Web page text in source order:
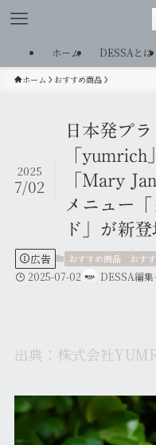
ホーム DESSAとは
ホーム おすすめ商品
日本発プ
「yumrich
「Mary
メニュー
ド」が新
2025
7/02
広告 おすすめ商品 おす
2025-07-02 DESSA編集
出典：株式会社